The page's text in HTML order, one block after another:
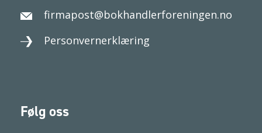
firmapost@bokhandlerforeningen.no
Personvernerklæring
Følg oss